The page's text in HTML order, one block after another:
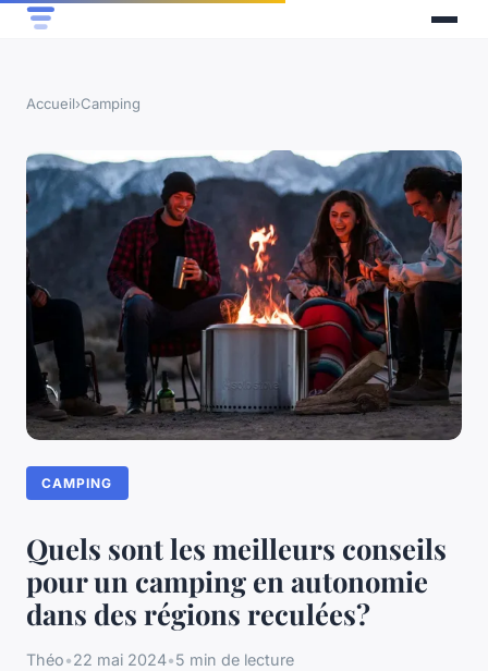
Accueil›Camping
CAMPING
Quels sont les meilleurs conseils
pour un camping en autonomie
dans des régions reculées?
Théo•22 mai 2024•5 min de lecture